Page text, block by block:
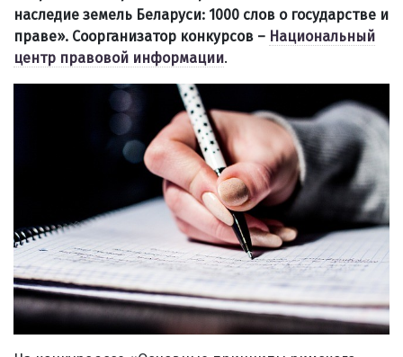
наследие земель Беларуси: 1000 слов о государстве и
праве». Соорганизатор конкурсов – Национальный
центр правовой информации.